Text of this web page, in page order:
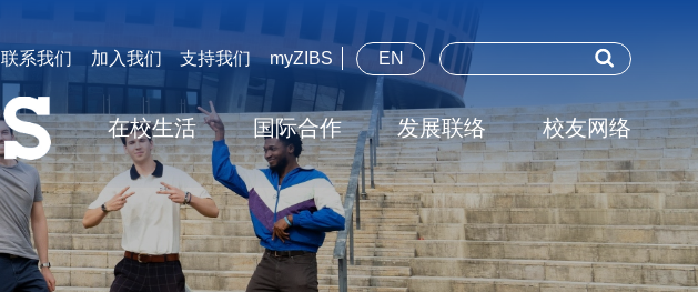
联系我们 加入我们 支持我们 myZIBS EN
在校生活 国际合作 发展联络 校友网络